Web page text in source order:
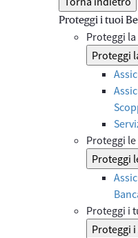
Proteggi i tuoi
Proteggi la
Proteggi
Proteggi
Proteggi
Proteggi i
Proteggi